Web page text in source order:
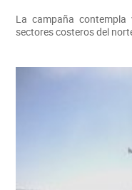
La campaña
sectores costeros del